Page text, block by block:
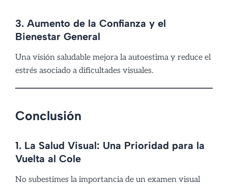
3. Aumento de la Confianza y el
Bienestar General
Una visión saludable mejora la autoestima y reduce el
estrés asociado a dificultades visuales.
Conclusión
1. La Salud Visual: Una Prioridad para la
Vuelta al Cole
No subestimes la importancia de un examen visual